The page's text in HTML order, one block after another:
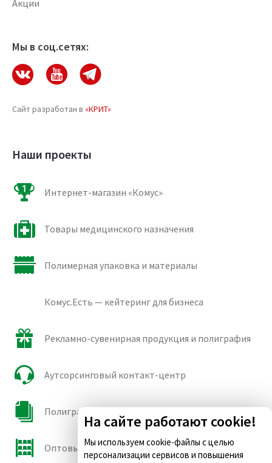
Акции
Мы в соц.сетях:
Сайт разработан в «КРИТ»
Наши проекты
Интернет-магазин «Комус»
Товары медицинского назначения
Полимерная упаковка и материалы
Комус.Есть — кейтеринг для бизнеса
Рекламно-сувенирная продукция и полиграфия
Аутсорсинговый контакт-центр
Полиграфические сорта бумаги и картона
Оптовые продажи
На сайте работают cookie!
Мы используем cookie-файлы с целью
персонализации сервисов и повышения